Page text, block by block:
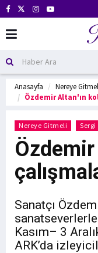
Anasayfa
Nereye
Özdemir Altan'ın
Nereye Gitmeli Sergi
Sanatçı
Kasım– 3
ARK’da